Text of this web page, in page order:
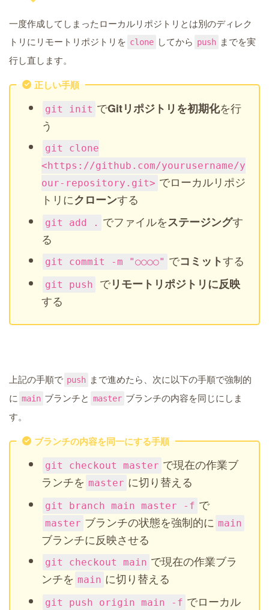
一度作成してしまったローカルリポジトリとは別のディレク
トリにリモートリポジトリを clone してから push までを実
行し直します。
正しい手順
git init でGitリポジトリを初期化を行
う
git clone
<https://github.com/yourusername/y
our-repository.git> でローカルリポジ
トリにクローンする
git add . でファイルをステージングす
る
git commit -m "○○○○" でコミットする
git push でリモートリポジトリに反映
する
上記の手順で push まで進めたら、次に以下の手順で強制的
に main ブランチと master ブランチの内容を同じにしま
す。
ブランチの内容を同一にする手順
git checkout master で現在の作業ブ
ランチを master に切り替える
git branch main master -f で
master ブランチの状態を強制的に main
ブランチに反映させる
git checkout main で現在の作業ブラ
ンチを main に切り替える
git push origin main -f でローカル